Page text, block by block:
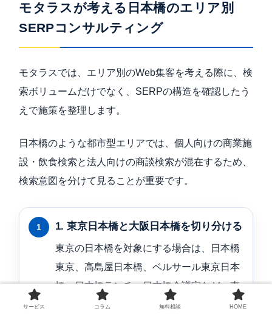
モタラスが考える日本橋のエリア別
SERPコンサルティング
モタラスでは、エリア別のWeb集客を考える際に、検
索ボリュームだけでなく、SERPの構造を確認したう
えで施策を整理します。
日本橋のような都市型エリアでは、個人向けの商業施
設・飲食検索と法人向けの商談検索が混在するため、
検索意図を分けて見ることが重要です。
1. 東京日本橋と大阪日本橋を切り分ける
東京の日本橋を対象にする場合は、日本橋
東京、高島屋日本橋、ベルサール東京日本
橋、日本橋ランチ、日本橋会議室など、東
京側の検索意図に絞って整理します。
サービス コラム 無料相談 HOME